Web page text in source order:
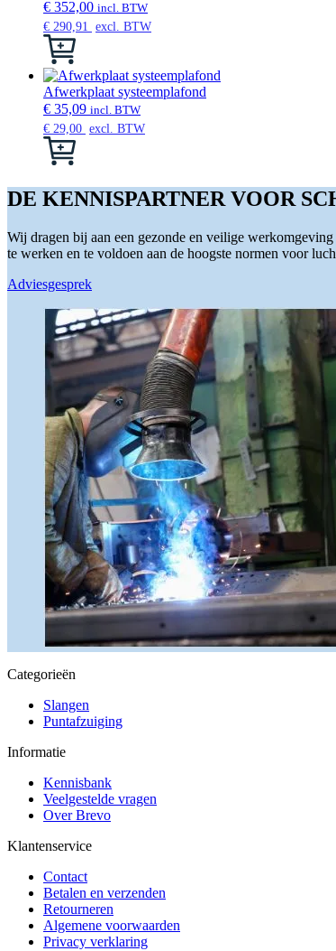
gekozen
worden
op
productpagina
€ 352,00 incl. BTW
€ 290,91 excl. BTW
Dit
heeft
meerdere
variaties.
Deze
optie
worden
op
productpagina
Afwerkplaat systeemplafond
€ 35,09 incl. BTW
€ 29,00 excl. BTW
Dit
meerdere
variaties.
optie
kan
worden
op
de
productpagina
DE KENNISPARTNER VOOR
Wij dragen bij aan een gezonde en veilige
te werken en te voldoen aan de hoogste normen voor
Adviesgesprek
Categorieën
Slangen
Puntafzuiging
Informatie
Kennisbank
Veelgestelde vragen
Over Brevo
Klantenservice
Contact
Betalen en verzenden
Retourneren
Algemene voorwaarden
Privacy verklaring